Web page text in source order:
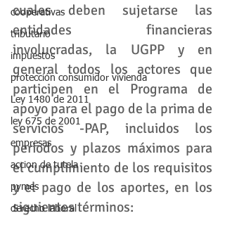
cooperativas
tributario
impuestos
protección consumidor vivienda
Ley 1480 de 2011
ley 675 de 2001
empresas
accion de tutela
pymes
derecho laboral
cuales deben sujetarse las
entidades financieras
involucradas, la UGPP y en
general todos los actores que
participen en el Programa de
apoyo para el pago de la prima de
servicios -PAP, incluidos los
periodos y plazos máximos para
el cumplimiento de los requisitos
y el pago de los aportes, en los
siguientes términos: